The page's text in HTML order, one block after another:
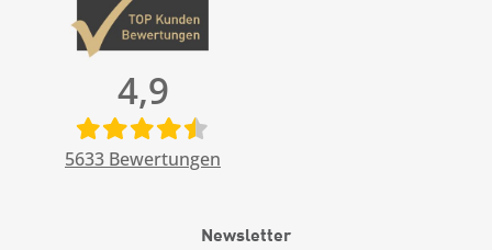
4,9
5633 Bewertungen
Newsletter